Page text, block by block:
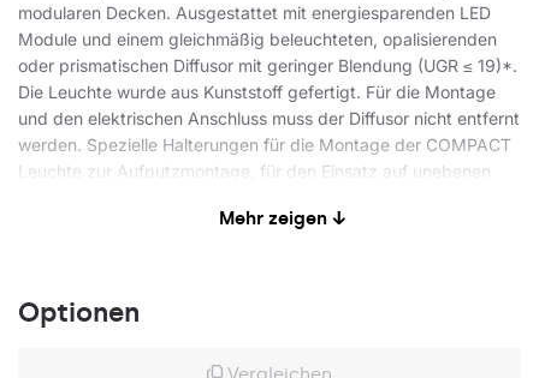
modularen Decken. Ausgestattet mit energiesparenden LED
Module und einem gleichmäßig beleuchteten, opalisierenden
oder prismatischen Diffusor mit geringer Blendung (UGR ≤ 19)*.
Die Leuchte wurde aus Kunststoff gefertigt. Für die Montage
und den elektrischen Anschluss muss der Diffusor nicht entfernt
werden. Spezielle Halterungen für die Montage der COMPACT
Leuchte zur Aufputzmontage, für den Einsatz auf unebenen
und gleichzeitige Einhaltung des Abstands zwischen Decke
Informationen finden Sie in den detaillierten Produktblättern.
Mehr zeigen ↓
Optionen